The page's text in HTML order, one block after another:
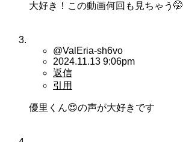
大好き！この動画何回も見ちゃう🤭
@ValEria-sh6vo
2024.11.13 9:06pm
返信
引用
優里くん😍の声が大好きです